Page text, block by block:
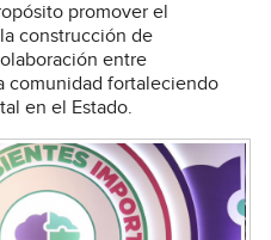
promover el
construcción de
entre
comunidad fortaleciendo
en el Estado.